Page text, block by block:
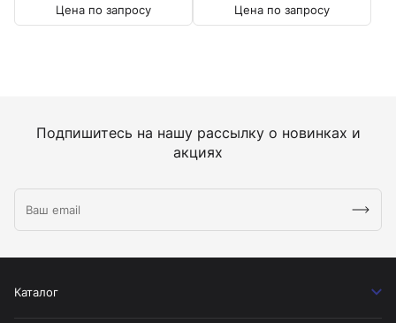
Цена по запросу Цена по запросу
Подпишитесь на нашу рассылку о новинках и
акциях
Каталог